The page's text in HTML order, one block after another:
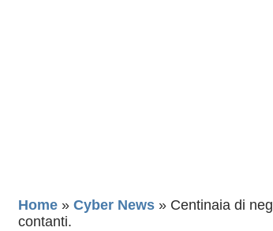
Home » Cyber News » Centinaia di
contanti.